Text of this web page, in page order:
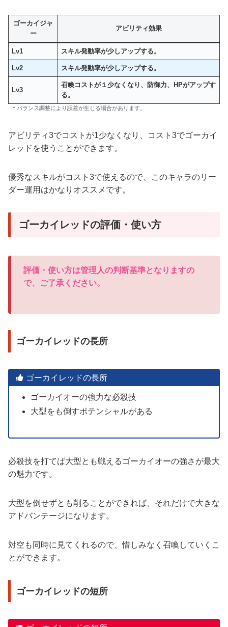
ゴーカイジャ
ー
アビリティ効果
Lv1 スキル発動率が少しアップする。
Lv2 スキル発動率が少しアップする。
Lv3
召喚コストが１少なくなり、防御力、HPがアップす
る。
＊バランス調整により誤差が生じる場合があります。
アビリティ3でコストが1少なくなり、コスト3でゴーカイ
レッドを使うことができます。
優秀なスキルがコスト3で使えるので、このキャラのリー
ダー運用はかなりオススメです。
ゴーカイレッドの評価・使い方
評価・使い方は管理人の判断基準となりますの
で、ご了承ください。
ゴーカイレッドの長所
ゴーカイレッドの長所
ゴーカイオーの強力な必殺技
大型をも倒すポテンシャルがある
必殺技を打てば大型とも戦えるゴーカイオーの強さが最大
の魅力です。
大型を倒せずとも削ることができれば、それだけで大きな
アドバンテージになります。
対空も同時に見てくれるので、惜しみなく召喚していくこ
とができます。
ゴーカイレッドの短所